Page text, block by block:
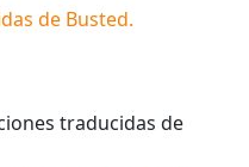
de Busted.
traducidas de